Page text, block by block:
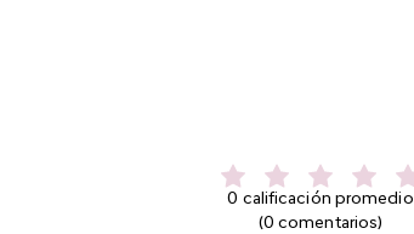
0 calificación promedio
(0 comentarios)